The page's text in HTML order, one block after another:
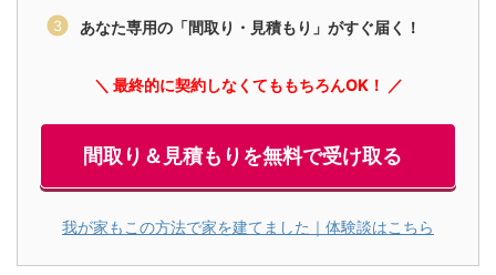
あなた専用の「間取り・見積もり」がすぐ届く！
＼ 最終的に契約しなくてももちろんOK！ ／
間取り＆見積もりを無料で受け取る
我が家もこの方法で家を建てました｜体験談はこちら